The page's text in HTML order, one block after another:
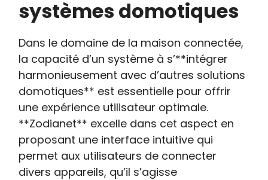
systèmes domotiques
Dans le domaine de la maison connectée,
la capacité d’un système à s’**intégrer
harmonieusement avec d’autres solutions
domotiques** est essentielle pour offrir
une expérience utilisateur optimale.
**Zodianet** excelle dans cet aspect en
proposant une interface intuitive qui
permet aux utilisateurs de connecter
divers appareils, qu’il s’agisse